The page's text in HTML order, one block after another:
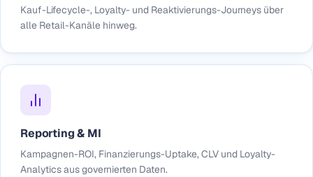
Kauf-Lifecycle-, Loyalty- und Reaktivierungs-Journeys über
alle Retail-Kanäle hinweg.
Reporting & MI
Kampagnen-ROI, Finanzierungs-Uptake, CLV und Loyalty-
Analytics aus governierten Daten.